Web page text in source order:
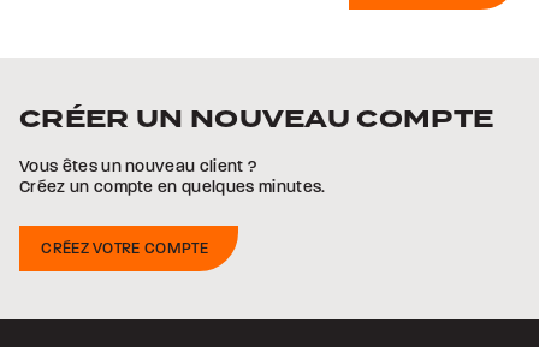
CRÉER UN NOUVEAU COMPTE
Vous êtes un nouveau client ?
Créez un compte en quelques minutes.